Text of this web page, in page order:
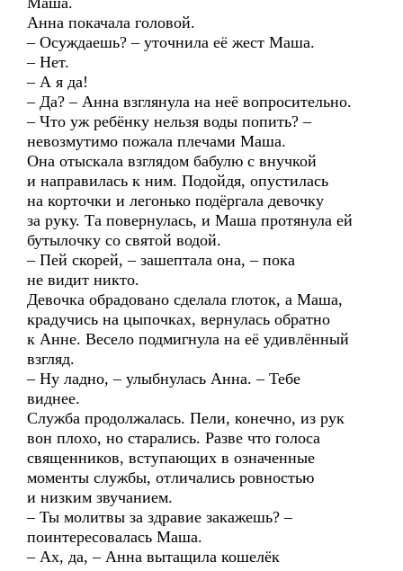
Анна покачала головой.
– Осуждаешь? – уточнила её жест Маша.
– Нет.
– А я да!
– Да? – Анна взглянула на неё вопросительно.
– Что уж ребёнку нельзя воды попить? –
невозмутимо пожала плечами Маша.
Она отыскала взглядом бабулю с внучкой
и направилась к ним. Подойдя, опустилась
на корточки и легонько подёргала девочку
за руку. Та повернулась, и Маша протянула ей
бутылочку со святой водой.
– Пей скорей, – зашептала она, – пока
не видит никто.
Девочка обрадовано сделала глоток, а Маша,
крадучись на цыпочках, вернулась обратно
к Анне. Весело подмигнула на её удивлённый
взгляд.
– Ну ладно, – улыбнулась Анна. – Тебе
виднее.
Служба продолжалась. Пели, конечно, из рук
вон плохо, но старались. Разве что голоса
священников, вступающих в означенные
моменты службы, отличались ровностью
и низким звучанием.
– Ты молитвы за здравие закажешь? –
поинтересовалась Маша.
– Ах, да, – Анна вытащила кошелёк